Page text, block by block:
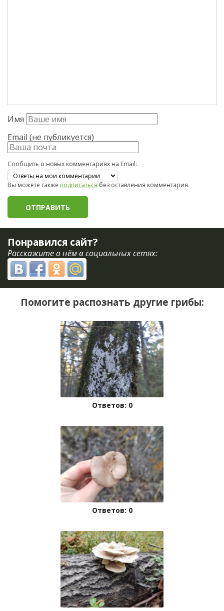
Имя
Email (не публикуется)
Сообщить о новых комментариях на Email:
Вы можете такжеподписатьсябез оставления комментария.
Понравился сайт?
Расскажите о нём в социальных сетях:
Помогите распознать другие грибы:
Ответов: 0
Ответов: 0